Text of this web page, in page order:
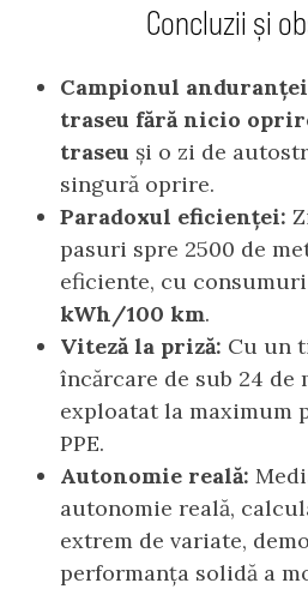
Concluzii și
Campionul
traseu fără nicio
traseu și o zi de
singură oprire.
Paradoxul eficienței:
pasuri spre 2500 de
eficiente, cu
kWh/100 km.
Viteză la priză: Cu un
încărcare de sub 24 de
exploatat la maximum
PPE.
Autonomie reală:
autonomie reală,
extrem de variate,
performanța solidă a